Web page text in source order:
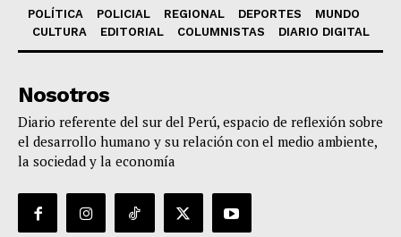
POLÍTICA POLICIAL REGIONAL DEPORTES
MUNDO
CULTURA
EDITORIAL COLUMNISTAS DIARIO DIGITAL
Nosotros
Diario referente del sur del Perú, espacio de reflexión sobre
el desarrollo humano y su relación con el medio ambiente,
la sociedad y la economía